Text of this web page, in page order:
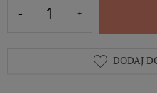
DODAJ